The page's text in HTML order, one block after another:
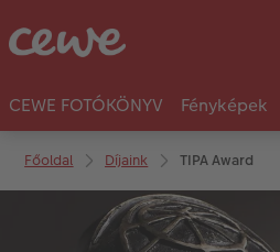
CEWE FOTÓKÖNYV Fényképek
Főoldal Díjaink TIPA Award